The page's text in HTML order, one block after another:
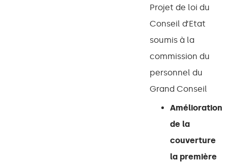
Projet de loi du
Conseil d’Etat
soumis à la
commission du
personnel du
Grand Conseil
Amélioration
de la
couverture
la première